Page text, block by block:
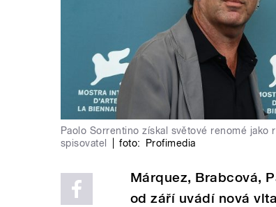
Paolo Sorrentino získal světové renomé
spisovatel
foto: Profimedia
Márquez, Brabcová,
od září uvádí nová